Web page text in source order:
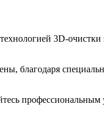
3D-
благодаря